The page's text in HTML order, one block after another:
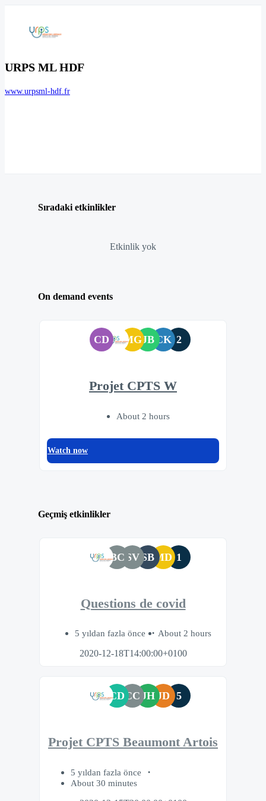
URPS ML HDF
www.urpsml-hdf.fr
Sıradaki etkinlikler
Etkinlik yok
On demand events
CD MGJB CK 2
Projet CPTS W
About 2 hours
Watch now
Geçmiş etkinlikler
BC SV SB MD 1
Questions de covid
5 yıldan fazla önce
About 2 hours
2020-12-18T14:00:00+0100
CD CC JH JD 5
Projet CPTS Beaumont Artois
5 yıldan fazla önce
About 30 minutes